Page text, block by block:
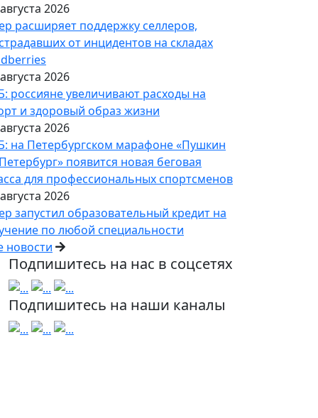
2026
расширяет поддержку селлеров,
от инцидентов на складах
2026
россияне увеличивают расходы на
и здоровый образ жизни
2026
на Петербургском марафоне «Пушкин
появится новая беговая
для профессиональных спортсменов
2026
запустил образовательный кредит на
по любой специальности
новости
Подпишитесь на нас в соцсетях
Подпишитесь на наши каналы